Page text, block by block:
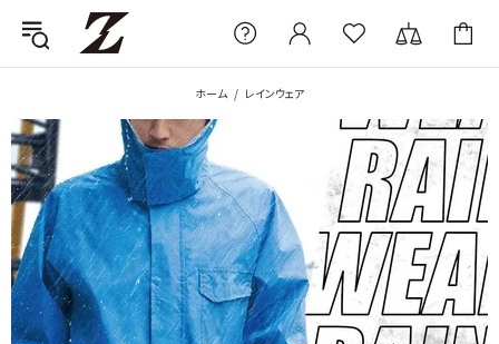
ホーム レインウェア